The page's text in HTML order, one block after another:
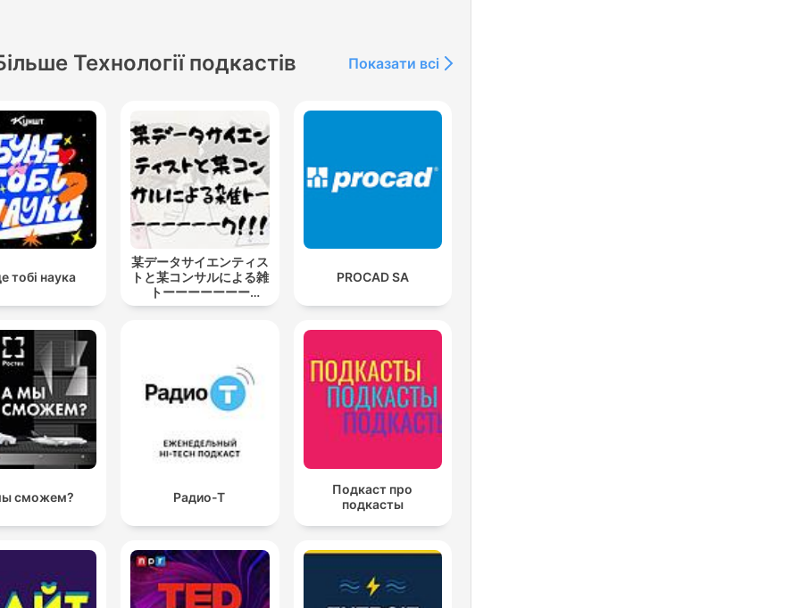
Технології подкастів Показати всі
тобі наука
某データサイエンティス
トと某コンサルによる雑
トーーーーーーー
ク！！！
PROCAD SA
сможем? Радио-Т
Подкаст про
подкасты